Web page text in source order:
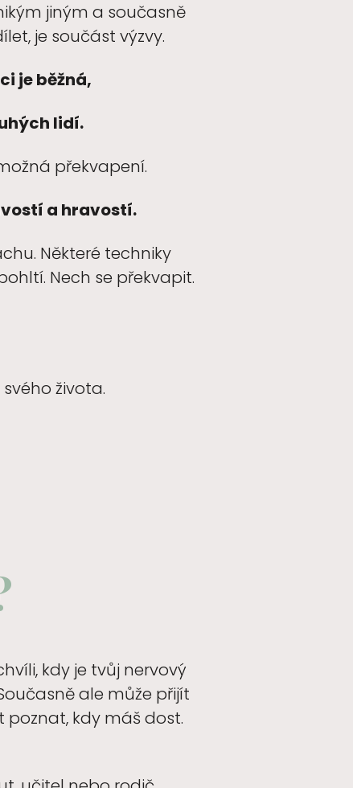
jiným a současně
je součást výzvy.
je běžná,
lidí.
překvapení.
a hravostí.
Některé techniky
Nech se překvapit.
života.
kdy je tvůj nervový
ale může přijít
kdy máš dost.